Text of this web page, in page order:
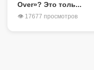
Over»? Это толь...
👁 17677 просмотров